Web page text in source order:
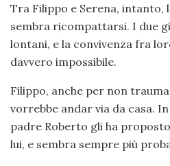
Tra Filippo e Serena, intanto,
sembra ricompattarsi. I due
lontani, e la convivenza fra
davvero impossibile.
Filippo, anche per non
vorrebbe andar via da casa.
padre Roberto gli ha
lui, e sembra sempre più